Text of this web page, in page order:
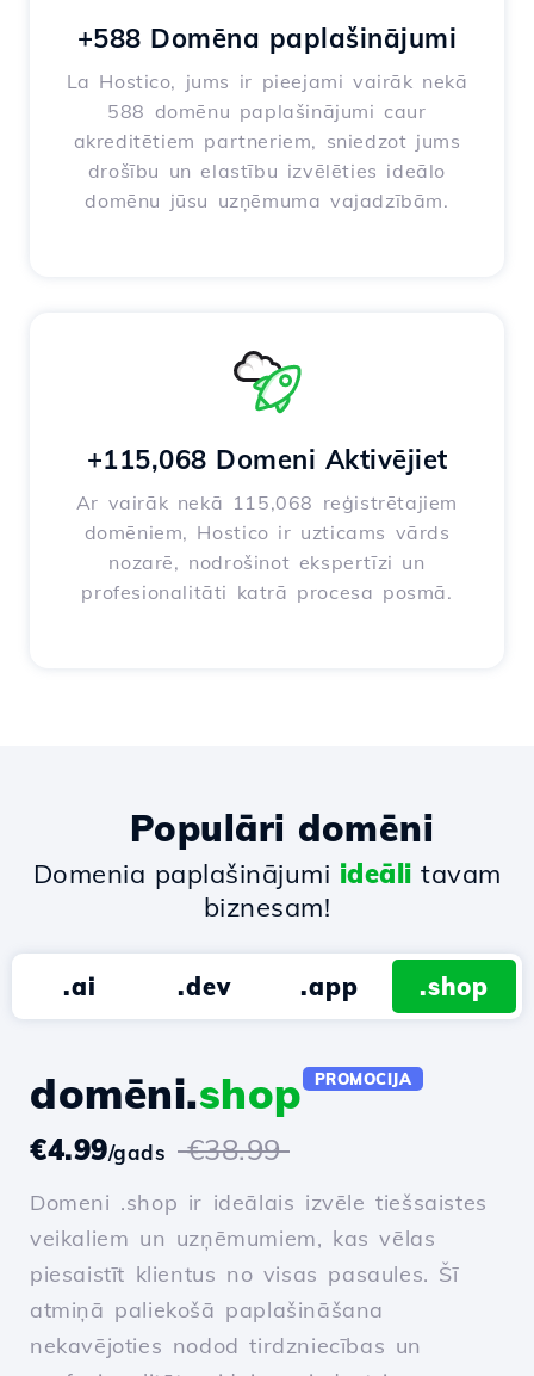
+588 Domēna paplašinājumi
La Hostico, jums ir pieejami vairāk nekā
588 domēnu paplašinājumi caur
akreditētiem partneriem, sniedzot jums
drošību un elastību izvēlēties ideālo
domēnu jūsu uzņēmuma vajadzībām.
+115,068 Domeni Aktivējiet
Ar vairāk nekā 115,068 reģistrētajiem
domēniem, Hostico ir uzticams vārds
nozarē, nodrošinot ekspertīzi un
profesionalitāti katrā procesa posmā.
Populāri domēni
Domenia paplašinājumi ideāli tavam
biznesam!
.ai .dev .app .shop
domēni.shop PROMOCIJA
€4.99/gads €38.99
Domeni .shop ir ideālais izvēle tiešsaistes
veikaliem un uzņēmumiem, kas vēlas
piesaistīt klientus no visas pasaules. Šī
atmiņā paliekošā paplašināšana
nekavējoties nodod tirdzniecības un